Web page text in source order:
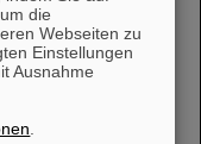
ist…
die
Webseiten zu
Einstellungen
Ausnahme